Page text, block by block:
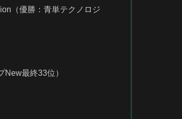
（優勝：青単テクノロジ
最終33位）